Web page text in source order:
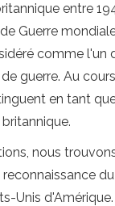
entre
Guerre
comme l'un
guerre. Au
en tant
nous
Unis d'Amérique.